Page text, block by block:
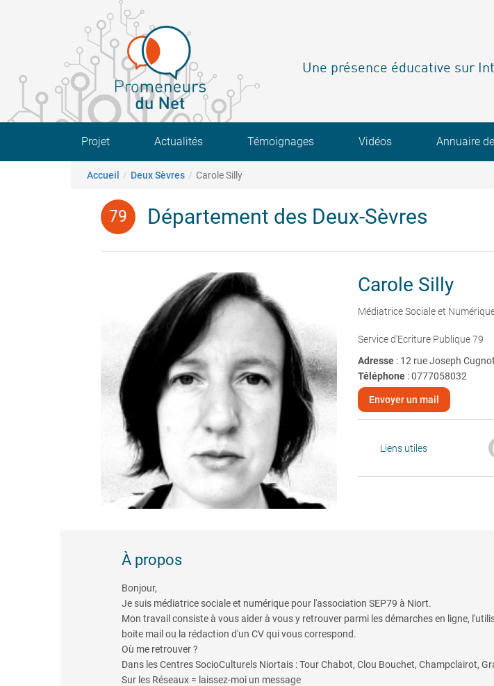
Une présence éducative sur
Main navigation
Projet Actualités Témoignages Vidéos Annuaire
Fil d'Ariane
Accueil Deux Sèvres Carole Silly
Département des Deux-Sèvres
Carole Silly
Médiatrice Sociale et
Service d'Ecriture Publique 79
Adresse : 12 rue Joseph
Téléphone:0777058032
Envoyer un mail
Liens utiles
À propos
Bonjour,
Je suis médiatrice sociale et numérique pour l'association SEP79 à Niort.
Mon travail consiste à vous aider à vous y retrouver parmi les démarches en ligne,
boite mail ou la rédaction d'un CV qui vous correspond.
Où me retrouver ?
Dans les Centres SocioCulturels Niortais : Tour Chabot, Clou Bouchet, Champclairot,
Sur les Réseaux = laissez-moi un message